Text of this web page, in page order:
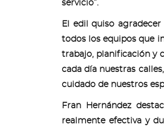
servicio”.
El edil quiso
todos los equipos que
trabajo, planificación y
cada día nuestras
cuidado de nuestros
Fran Hernández
realmente efectiva y